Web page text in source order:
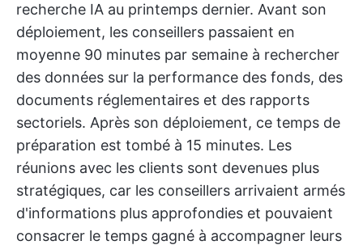
recherche IA au printemps dernier. Avant son
déploiement, les conseillers passaient en
moyenne 90 minutes par semaine à rechercher
des données sur la performance des fonds, des
documents réglementaires et des rapports
sectoriels. Après son déploiement, ce temps de
préparation est tombé à 15 minutes. Les
réunions avec les clients sont devenues plus
stratégiques, car les conseillers arrivaient armés
d'informations plus approfondies et pouvaient
consacrer le temps gagné à accompagner leurs